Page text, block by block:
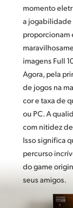
momento
a jogabilidade
proporcionam
imagens Full
Agora, pela
de jogos na
cor e taxa de
ou PC. A
com nitidez
Isso significa
percurso
do game
seus amigos.